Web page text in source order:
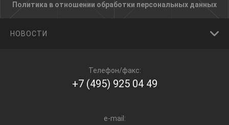
Политика в отношении обработки персональных данных
НОВОСТИ
Телефон/факс:
+7 (495) 925 04 49
e-mail: